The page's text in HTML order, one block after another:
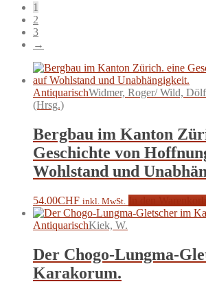
1
2
3
→
AntiquarischWidmer, Roger/ Wild,
(Hrsg.)
Bergbau im Kanton
Geschichte von
Wohlstand und
54.00CHF inkl. MwSt.
AntiquarischKiek, W.
Der Chogo-Lungma-
Karakorum.